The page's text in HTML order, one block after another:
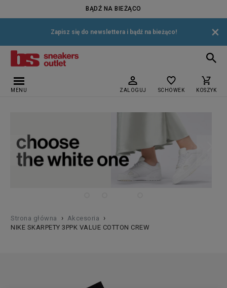
BĄDŹ NA BIEŻĄCO
Zapisz się do newslettera i bądź na bieżąco! ×
MENU ZALOGUJ SCHOWEK KOSZYK
Strona główna › Akcesoria ›
NIKE SKARPETY 3PPK VALUE COTTON CREW